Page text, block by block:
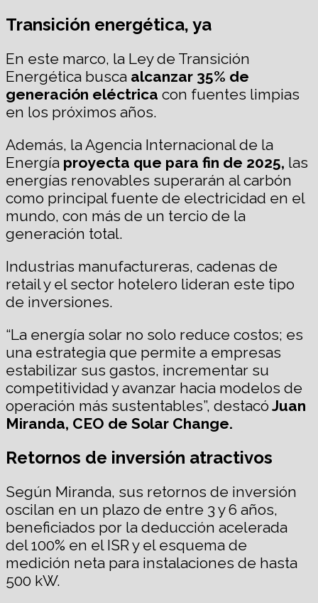
Transición energética, ya
En este marco, la Ley de Transición
Energética busca alcanzar 35% de
generación eléctrica con fuentes limpias
en los próximos años.
Además, la Agencia Internacional de la
Energía proyecta que para fin de 2025, las
energías renovables superarán al carbón
como principal fuente de electricidad en el
mundo, con más de un tercio de la
generación total.
Industrias manufactureras, cadenas de
retail y el sector hotelero lideran este tipo
de inversiones.
“La energía solar no solo reduce costos; es
una estrategia que permite a empresas
estabilizar sus gastos, incrementar su
competitividad y avanzar hacia modelos de
operación más sustentables”, destacó Juan
Miranda, CEO de Solar Change.
Retornos de inversión atractivos
Según Miranda, sus retornos de inversión
oscilan en un plazo de entre 3 y 6 años,
beneficiados por la deducción acelerada
del 100% en el ISR y el esquema de
medición neta para instalaciones de hasta
500 kW.